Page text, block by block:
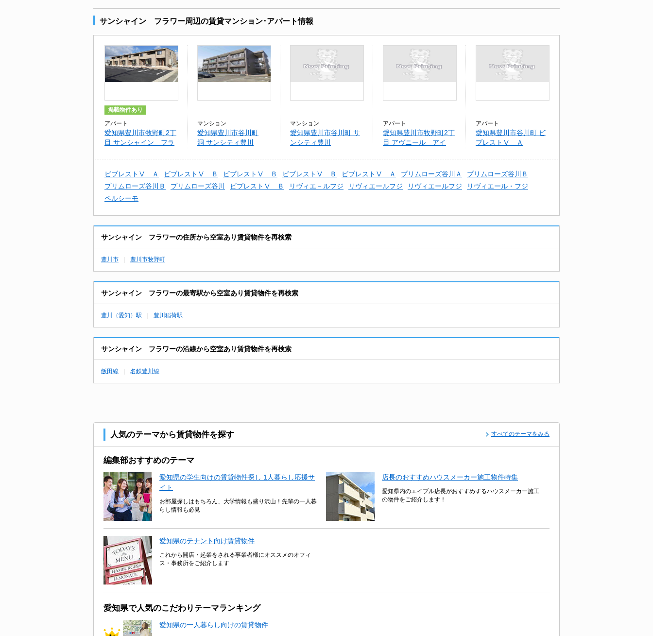
サンシャイン フラワー周辺の賃貸マンション･アパート情報
掲載物件あり
アパート
愛知県豊川市牧野町2丁
目 サンシャイン フラ
マンション
愛知県豊川市谷川町
洞 サンシティ豊川
マンション
愛知県豊川市谷川町 サ
ンシティ豊川
アパート
愛知県豊川市牧野町2丁
目 アヴニール アイ
アパート
愛知県豊川市谷川町 ビ
ブレストⅤ Ａ
ビブレストⅤ Ａ ビブレストⅤ Ｂ ビブレストⅤ Ｂ ビブレストⅤ Ｂ ビブレストⅤ Ａ プリムローズ谷川Ａ
プリムローズ谷川Ｂ
プリムローズ谷川Ｂ
プリムローズ谷川 ビブレストⅤ Ｂ リヴィエ－ルフジ リヴィエールフジ リヴィエールフジ
リヴィエール・フジ
ペルシーモ
サンシャイン フラワーの住所から空室あり賃貸物件を再検索
豊川市 豊川市牧野町
サンシャイン フラワーの最寄駅から空室あり賃貸物件を再検索
豊川（愛知）駅 豊川稲荷駅
サンシャイン フラワーの沿線から空室あり賃貸物件を再検索
飯田線 名鉄豊川線
人気のテーマから賃貸物件を探す すべてのテーマをみる
編集部おすすめのテーマ
愛知県の学生向けの賃貸物件探し 1人暮らし応援サ
イト
お部屋探しはもちろん、大学情報も盛り沢山！先輩の一人暮
らし情報も必見
店長のおすすめハウスメーカー施工物件特集
愛知県内のエイブル店長がおすすめするハウスメーカー施工
の物件をご紹介します！
愛知県のテナント向け賃貸物件
これから開店・起業をされる事業者様にオススメのオフィ
ス・事務所をご紹介します
愛知県で人気のこだわりテーマランキング
愛知県の一人暮らし向けの賃貸物件